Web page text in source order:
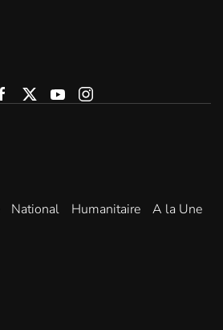
National Humanitaire
A la Une